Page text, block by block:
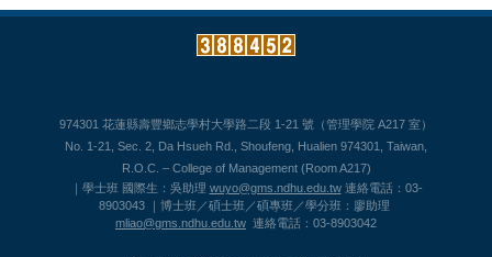
974301 花蓮縣壽豐鄉志學村大學路二段 1-21 號（管理學院 A217 室）
No. 1-21, Sec. 2, Da Hsueh Rd., Shoufeng, Hualien 974301, Taiwan,
R.O.C. – College of Management (Room A217)
｜學士班 國際生：吳助理 wuyo@gms.ndhu.edu.tw連絡電話：03-
8903043 ｜博士班／碩士班／碩專班／學分班：廖助理
mliao@gms.ndhu.edu.tw 連絡電話：03-8903042